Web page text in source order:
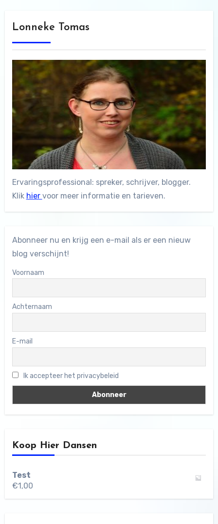
Lonneke Tomas
Ervaringsprofessional: spreker, schrijver, blogger.
Klik hier voor meer informatie en tarieven.
Abonneer nu en krijg een e-mail als er een nieuw
blog verschijnt!
Voornaam
Achternaam
E-mail
Ik accepteer het privacybeleid
Koop Hier Dansen
Test
€1,00